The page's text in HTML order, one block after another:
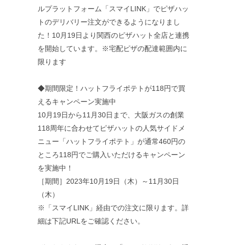
ルプラットフォーム「スマイLINK」でピザハッ
トのデリバリー注文ができるようになりまし
た！10月19日より関西のピザハット全店と連携
を開始しています。※宅配ピザの配達範囲内に
限ります
◆期間限定！ハットフライポテトが118円で買
えるキャンペーン実施中
10月19日から11月30日まで、大阪ガスの創業
118周年に合わせてピザハットの人気サイドメ
ニュー「ハットフライポテト」が通常460円の
ところ118円でご購入いただけるキャンペーン
を実施中！
［期間］2023年10月19日（木）～11月30日
（木）
※「スマイLINK」経由での注文に限ります。詳
細は下記URLをご確認ください。